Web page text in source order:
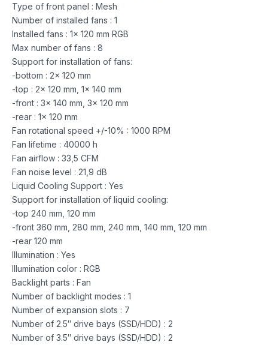
Type of front panel : Mesh
Number of installed fans : 1
Installed fans : 1x 120 mm RGB
Max number of fans : 8
Support for installation of fans:
-bottom : 2x 120 mm
-top : 2x 120 mm, 1x 140 mm
-front : 3x 140 mm, 3x 120 mm
-rear : 1x 120 mm
Fan rotational speed +/-10% : 1000 RPM
Fan lifetime : 40000 h
Fan airflow : 33,5 CFM
Fan noise level : 21,9 dB
Liquid Cooling Support : Yes
Support for installation of liquid cooling:
-top 240 mm, 120 mm
-front 360 mm, 280 mm, 240 mm, 140 mm, 120 mm
-rear 120 mm
Illumination : Yes
Illumination color : RGB
Backlight parts : Fan
Number of backlight modes : 1
Number of expansion slots : 7
Number of 2.5″ drive bays (SSD/HDD) : 2
Number of 3.5″ drive bays (SSD/HDD) : 2